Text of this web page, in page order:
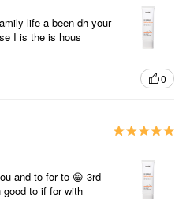
life a been dh your
I is the is hous
0
and to for to 😁 3rd
to if for with